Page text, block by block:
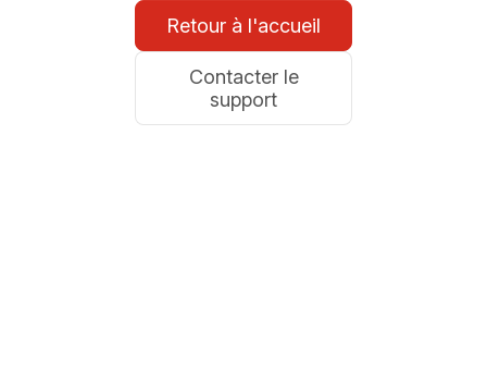
Retour à l'accueil
Contacter le
support